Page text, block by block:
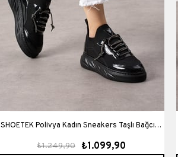
SHOETEK Polivya Kadın Sneakers Taşlı Bağcıklı
Triko Dokumalı Spor Ayakkabı Siyah Ruhan
₺1.099,90
₺1.249,90